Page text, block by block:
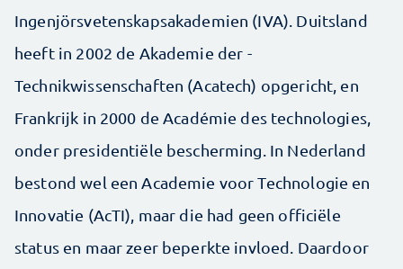
Ingenjörsvetenskaps­akademien (IVA). Duitsland
heeft in 2002 de Akademie der ­
Technikwissenschaften (Acatech) opgericht, en
Frankrijk in 2000 de Académie des technologies,
onder presidentiële bescherming. In Nederland
bestond wel een Academie voor Technologie en
Innovatie (AcTI), maar die had geen officiële
status en maar zeer beperkte ­invloed. Daardoor